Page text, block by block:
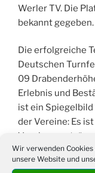
Wir verwenden Cookies
unsere Website und
Werler TV. Die
bekannt gegeben.
Die erfolgreiche
Deutschen
09
Erlebnis und
ist ein
der Vereine: Es
Vereinssports“,
Deutschen